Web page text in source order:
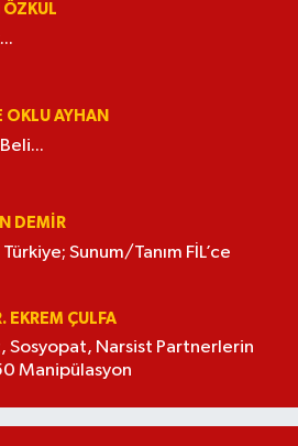
ÖZKUL
OKLU AYHAN
DEMİR
Sunum/Tanım FİL’ce
EKREM ÇULFA
Sosyopat, Narsist Partnerlerin
Manipülasyon